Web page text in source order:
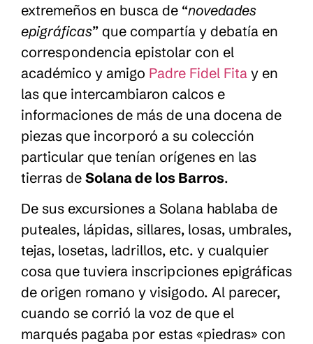
extremeños en busca de “novedades
epigráficas” que compartía y debatía en
correspondencia epistolar con el
académico y amigo Padre Fidel Fita y en
las que intercambiaron calcos e
informaciones de más de una docena de
piezas que incorporó a su colección
particular que tenían orígenes en las
tierras de Solana de los Barros.
De sus excursiones a Solana hablaba de
puteales, lápidas, sillares, losas, umbrales,
tejas, losetas, ladrillos, etc. y cualquier
cosa que tuviera inscripciones epigráficas
de origen romano y visigodo. Al parecer,
cuando se corrió la voz de que el
marqués pagaba por estas «piedras» con